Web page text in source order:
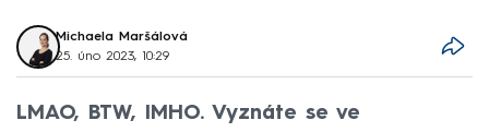
Michaela Maršálová
25. úno 2023, 10:29
LMAO, BTW, IMHO. Vyznáte se ve